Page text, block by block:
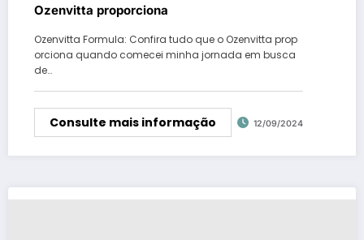
Ozenvitta proporciona
Ozenvitta Formula: Confira tudo que o Ozenvitta prop
orciona quando comecei minha jornada em busca
de…
Consulte mais informação 12/09/2024